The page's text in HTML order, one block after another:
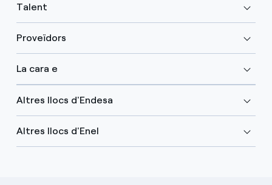
Talent
Proveïdors
La cara e
Altres llocs d'Endesa
Altres llocs d'Enel